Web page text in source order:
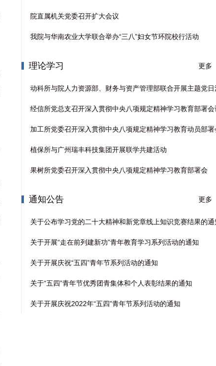
院直属机关党委召开扩大会议
我院与华南农业大学联合举办“三八”妇女节环院校行活动
理论学习 更多
动科所与院人力资源部、财务与资产管理部联合开展主题党日
经信所党总支召开深入贯彻中央八项规定精神学习教育部署会
加工所党委召开深入贯彻中央八项规定精神学习教育动员部署
植保所与广州瑞丰科技集团开展联学共建活动
果树所党委召开深入贯彻中央八项规定精神学习教育部署会
通知公告 更多
关于公布学习党的二十大精神和新党章线上知识竞赛结果的通
关于开展“走在前列建新功”青年教育学习系列活动的通知
关于开展庆祝“五四”青年节系列活动的通知
关于“五四”青年节优秀团青集体和个人表彰结果的通知
关于开展庆祝2022年“五四”青年节系列活动的通知